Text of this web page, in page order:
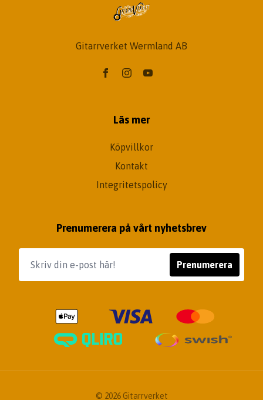
Gitarrverket Wermland AB
Läs mer
Köpvillkor
Kontakt
Integritetspolicy
Prenumerera på vårt nyhetsbrev
Prenumerera
© 2026 Gitarrverket